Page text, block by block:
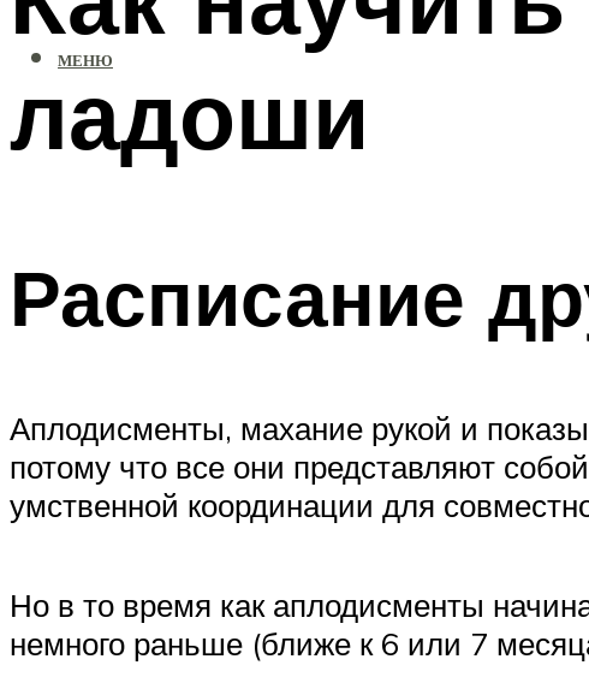
МЕНЮ
ладоши
Расписание
Аплодисменты, махание рукой и
потому что все они представляют
умственной координации для
Но в то время как аплодисменты
немного раньше (ближе к 6 или 7